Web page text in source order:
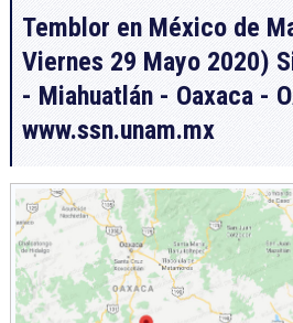
Temblor en México de
Viernes 29 Mayo 2020)
- Miahuatlán - Oaxaca -
www.ssn.unam.mx